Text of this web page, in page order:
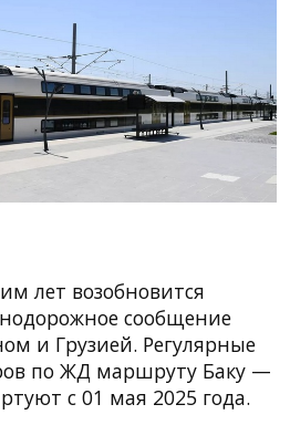
лет возобновится
сообщение
и Грузией. Регулярные
по ЖД маршруту Баку —
с 01 мая 2025 года.